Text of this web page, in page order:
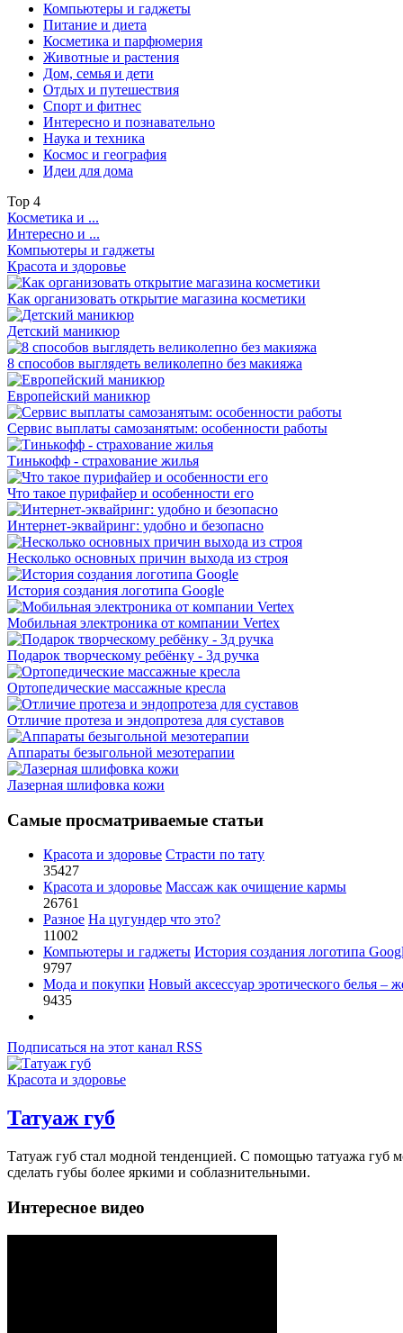
Компьютеры и гаджеты
Питание и диета
Косметика и парфюмерия
Животные и растения
Дом, семья и дети
Отдых и путешествия
Спорт и фитнес
Интересно и познавательно
Наука и техника
Космос и география
Идеи для дома
Top 4
Косметика и ...
Интересно и ...
Компьютеры и гаджеты
Красота и здоровье
Как организовать открытие магазина косметики
Детский маникюр
8 способов выглядеть великолепно без макияжа
Европейский маникюр
Сервис выплаты самозанятым: особенности работы
Тинькофф - страхование жилья
Что такое пурифайер и особенности его
Интернет-эквайринг: удобно и безопасно
Несколько основных причин выхода из строя
История создания логотипа Google
Мобильная электроника от компании Vertex
Подарок творческому ребёнку - 3д ручка
Ортопедические массажные кресла
Отличие протеза и эндопротеза для суставов
Аппараты безыгольной мезотерапии
Лазерная шлифовка кожи
Самые просматриваемые статьи
Красота и здоровье Страсти по тату
35427
Красота и здоровье Массаж как очищение кармы
26761
Разное На цугундер что это?
11002
Компьютеры и гаджеты История создания логотипа
9797
Мода и покупки Новый аксессуар эротического белья –
9435
Подписаться на этот канал RSS
Красота и здоровье
Татуаж губ
Татуаж губ стал модной тенденцией. С помощью татуажа губ
сделать губы более яркими и соблазнительными.
Интересное видео